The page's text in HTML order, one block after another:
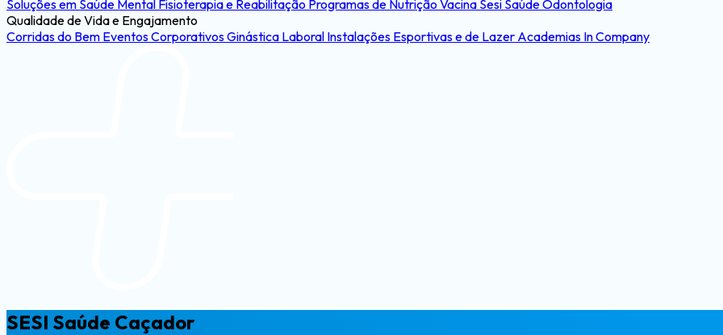
Soluções em Saúde Mental Fisioterapia e Reabilitação Programas de Nutrição Vacina Sesi SaúdeOdontologia
Qualidade de Vida e Engajamento
Corridas do Bem Eventos CorporativosGinástica Laboral Instalações Esportivas e de Lazer Academias In Company
SESI Saúde Caçador